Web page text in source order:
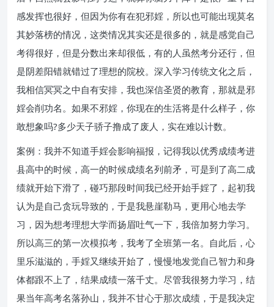
感发挥也很好，但因为你有在犯邪婬，所以也可能出现莫名
其妙落榜的情况，这类情况其实还是很多的，就是感觉自己
考得很好，但是分数出来却很低，有的人虽然考分还行，但
是阴差阳错就错过了理想的院校。深入学习传统文化之后，
我相信冥冥之中自有安排，我也深信圣贤的教育，那就是邪
婬会削功名。如果不邪婬，你现在的生活将是什么样子，你
敢想象吗?多少天子骄子撸成了废人，实在难以计数。
案例：我并不知道手婬会影响福报，记得我以优秀成绩考进
县高中的时候，高一的时候成绩名列前矛，可是到了高二成
绩就开始下滑了，碰巧那段时间我已经开始手婬了，起初我
认为是自己贪玩导致的，于是我悬崖勒马，更用心地去学
习，因为想考理想大学而扬眉吐气一下，我倍加努力学习。
所以高三的第一次模拟考，我考了全班第一名。自此后，心
里乐滋滋的，手婬又继续开始了，慢慢地发觉自己智力和身
体都跟不上了，结果成绩一落千丈。尽管我很努力学习，结
果当年高考名落孙山，我并不甘心于那次成绩，于是我决定